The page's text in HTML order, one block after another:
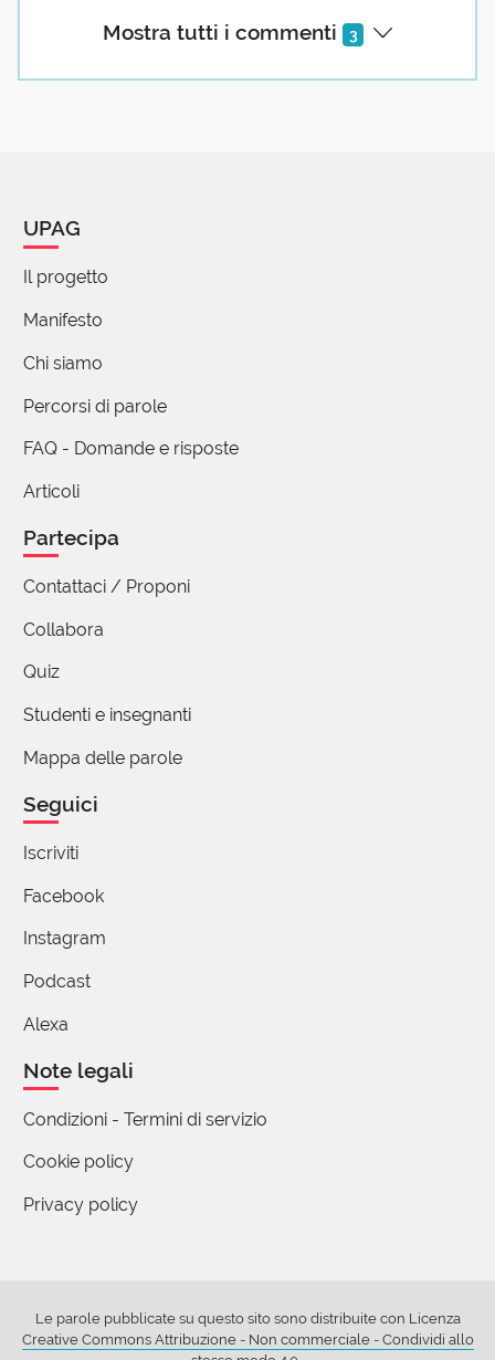
Mostra tutti i commenti 3
UPAG
Il progetto
Manifesto
Chi siamo
Percorsi di parole
FAQ - Domande e risposte
Articoli
Partecipa
Contattaci / Proponi
Collabora
Quiz
Studenti e insegnanti
Mappa delle parole
Seguici
Iscriviti
Facebook
Instagram
Podcast
Alexa
Note legali
Condizioni - Termini di servizio
Cookie policy
Privacy policy
Le parole pubblicate su questo sito sono distribuite con Licenza
Creative Commons Attribuzione - Non commerciale - Condividi allo